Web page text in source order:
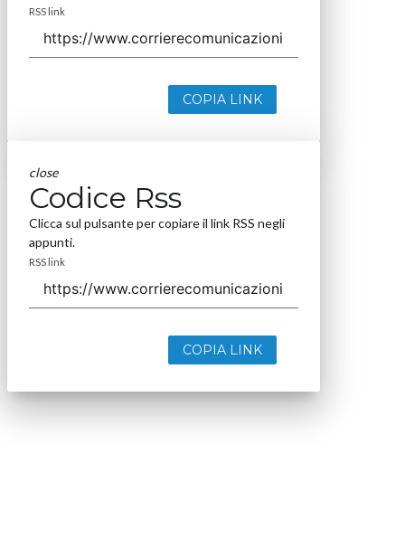
RSS link
COPIA LINK
close
Codice Rss
Clicca sul pulsante per copiare il link RSS negli
appunti.
RSS link
COPIA LINK